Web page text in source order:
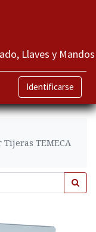
Llaves y Mandos
Identificarse
TEMECA